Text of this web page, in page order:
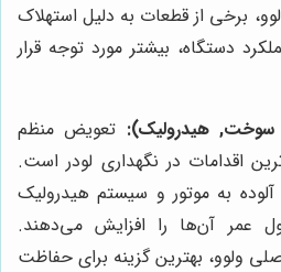
برخی از قطعات به دلیل استهلاک
دستگاه، بیشتر مورد توجه قرار
سوخت, هیدرولیک): تعویض منظم
اقدامات در نگهداری لودر است.
آلوده به موتور و سیستم هیدرولیک
عمر آن‌ها را افزایش می‌دهند.
ولوو، بهترین گزینه برای حفاظت